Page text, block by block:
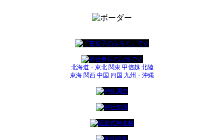
北海道・東北 関東 甲信越 北陸
東海 関西 中国 四国 九州・沖縄